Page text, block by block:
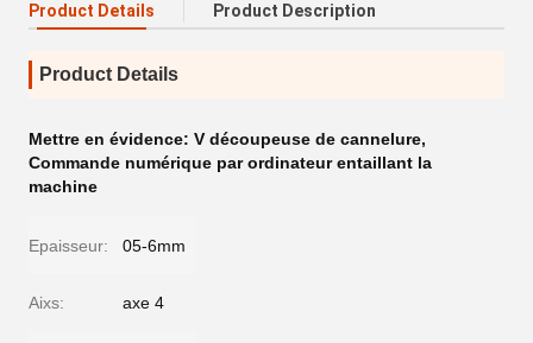
Product Details Product Description
Product Details
Mettre en évidence: V découpeuse de cannelure,
Commande numérique par ordinateur entaillant la
machine
Epaisseur: 05-6mm
Aixs: axe 4